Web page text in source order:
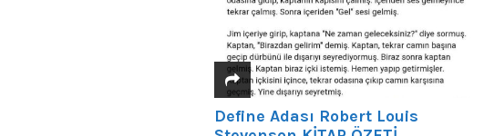
Define Adası Robert Louis